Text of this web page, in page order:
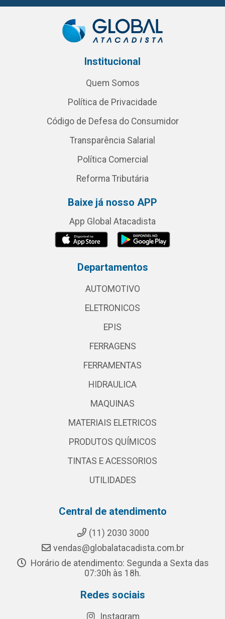
Institucional
Quem Somos
Política de Privacidade
Código de Defesa do Consumidor
Transparência Salarial
Política Comercial
Reforma Tributária
Baixe já nosso APP
App Global Atacadista
Departamentos
AUTOMOTIVO
ELETRONICOS
EPIS
FERRAGENS
FERRAMENTAS
HIDRAULICA
MAQUINAS
MATERIAIS ELETRICOS
PRODUTOS QUÍMICOS
TINTAS E ACESSORIOS
UTILIDADES
Central de atendimento
(11) 2030 3000
vendas@globalatacadista.com.br
Horário de atendimento: Segunda a Sexta das
07:30h às 18h.
Redes sociais
Instagram